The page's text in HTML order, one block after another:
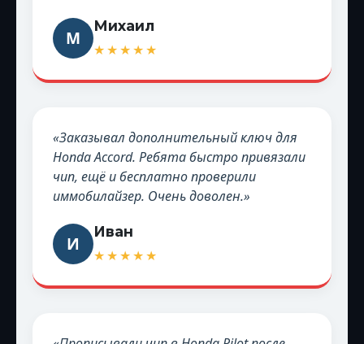
М
Михаил
★★★★★
«Заказывал дополнительный ключ для
Honda Accord. Ребята быстро привязали
чип, ещё и бесплатно проверили
иммобилайзер. Очень доволен.»
И
Иван
★★★★★